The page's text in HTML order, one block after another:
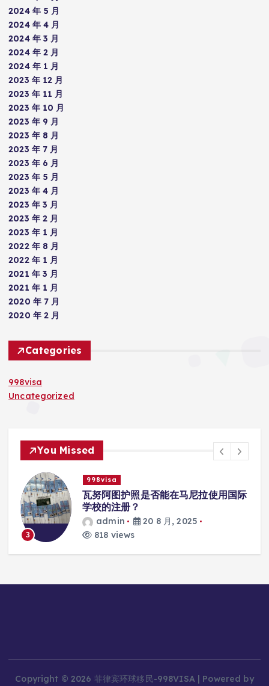
2024 年 5 月
2024 年 4 月
2024 年 3 月
2024 年 2 月
2024 年 1 月
2023 年 12 月
2023 年 11 月
2023 年 10 月
2023 年 9 月
2023 年 8 月
2023 年 7 月
2023 年 6 月
2023 年 5 月
2023 年 4 月
2023 年 3 月
2023 年 2 月
2023 年 1 月
2022 年 8 月
2022 年 1 月
2021 年 3 月
2021 年 1 月
2020 年 7 月
2020 年 2 月
Categories
998visa
Uncategorized
You Missed
998visa
瓦努阿图护照是否能在马尼拉使用国际
学校的注册？
admin
20 8 月, 2025
818 views
Copyright © 2026 菲律宾环球移民-998VISA | Powered by